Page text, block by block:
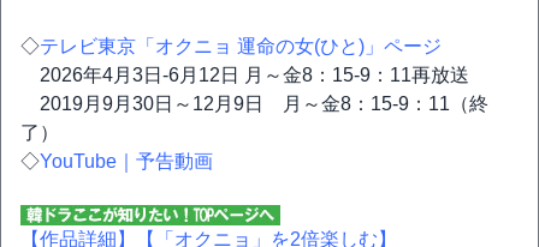
◇テレビ東京「オクニョ 運命の女(ひと)」ページ
2026年4月3日-6月12日 月～金8：15-9：11再放送
2019月9月30日～12月9日 月～金8：15-9：11（終
了）
◇YouTube｜予告動画
【作品詳細】 【「オクニョ」を2倍楽しむ】